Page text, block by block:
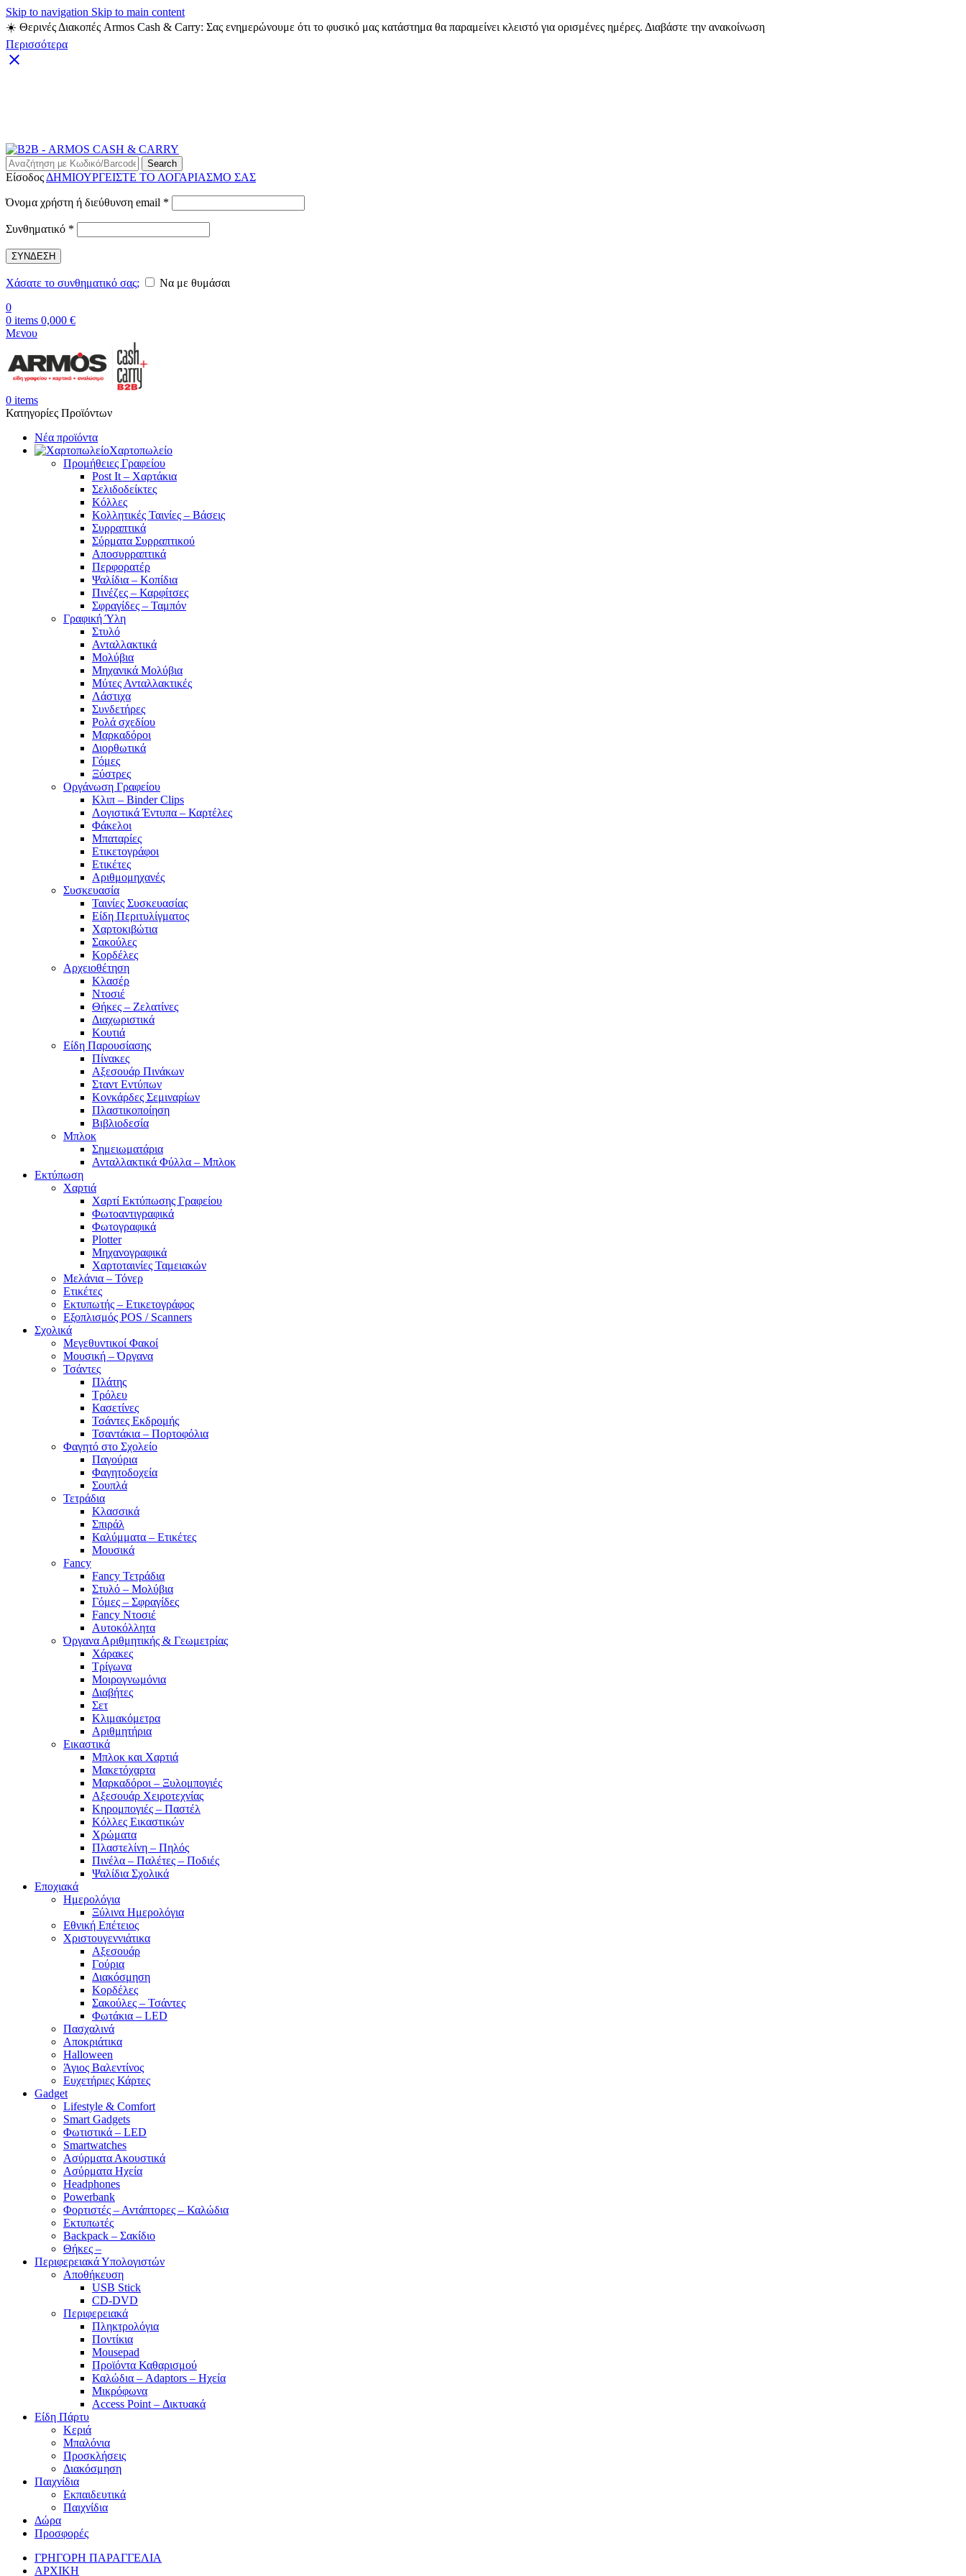
Skip to navigation Skip to main content
☀️ Θερινές Διακοπές Armos Cash & Carry: Σας ενημερώνουμε ότι το φυσικό μας κατάστημα θα παραμείνει κλειστό για ορισμένες ημέρες. Διαβάστε την ανακοίνωση
Περισσότερα
Search
Είσοδος ΔΗΜΙΟΥΡΓΕΙΣΤΕ ΤΟ ΛΟΓΑΡΙΑΣΜΟ ΣΑΣ
Όνομα χρήστη ή διεύθυνση email *
Συνθηματικό *
ΣΥΝΔΕΣΗ
Χάσατε το συνθηματικό σας;
Να με θυμάσαι
0
0 items 0,000 €
Μενου
0 items
Κατηγορίες Προϊόντων
Νέα προϊόντα
Χαρτοπωλείο
Προμήθειες Γραφείου
Post It – Χαρτάκια
Σελιδοδείκτες
Κόλλες
Κολλητικές Ταινίες – Βάσεις
Συρραπτικά
Σύρματα Συρραπτικού
Αποσυρραπτικά
Περφορατέρ
Ψαλίδια – Κοπίδια
Πινέζες – Καρφίτσες
Σφραγίδες – Ταμπόν
Γραφική Ύλη
Στυλό
Ανταλλακτικά
Μολύβια
Μηχανικά Μολύβια
Μύτες Ανταλλακτικές
Λάστιχα
Συνδετήρες
Ρολά σχεδίου
Μαρκαδόροι
Διορθωτικά
Γόμες
Ξύστρες
Οργάνωση Γραφείου
Κλιπ – Binder Clips
Λογιστικά Έντυπα – Καρτέλες
Φάκελοι
Μπαταρίες
Ετικετογράφοι
Ετικέτες
Αριθμομηχανές
Συσκευασία
Ταινίες Συσκευασίας
Είδη Περιτυλίγματος
Χαρτοκιβώτια
Σακούλες
Κορδέλες
Αρχειοθέτηση
Κλασέρ
Ντοσιέ
Θήκες – Ζελατίνες
Διαχωριστικά
Κουτιά
Είδη Παρουσίασης
Πίνακες
Αξεσουάρ Πινάκων
Σταντ Εντύπων
Κονκάρδες Σεμιναρίων
Πλαστικοποίηση
Βιβλιοδεσία
Μπλοκ
Σημειωματάρια
Ανταλλακτικά Φύλλα – Μπλοκ
Εκτύπωση
Χαρτιά
Χαρτί Εκτύπωσης Γραφείου
Φωτοαντιγραφικά
Φωτογραφικά
Plotter
Μηχανογραφικά
Χαρτοταινίες Ταμειακών
Μελάνια – Τόνερ
Ετικέτες
Εκτυπωτής – Ετικετογράφος
Εξοπλισμός POS / Scanners
Σχολικά
Μεγεθυντικοί Φακοί
Μουσική – Όργανα
Τσάντες
Πλάτης
Τρόλευ
Κασετίνες
Τσάντες Εκδρομής
Τσαντάκια – Πορτοφόλια
Φαγητό στο Σχολείο
Παγούρια
Φαγητοδοχεία
Σουπλά
Τετράδια
Κλασσικά
Σπιράλ
Καλύμματα – Ετικέτες
Μουσικά
Fancy
Fancy Τετράδια
Στυλό – Μολύβια
Γόμες – Σφραγίδες
Fancy Ντοσιέ
Αυτοκόλλητα
Όργανα Αριθμητικής & Γεωμετρίας
Χάρακες
Τρίγωνα
Mοιρογνωμόνια
Διαβήτες
Σετ
Κλιμακόμετρα
Αριθμητήρια
Εικαστικά
Μπλοκ και Χαρτιά
Μακετόχαρτα
Μαρκαδόροι – Ξυλομπογιές
Αξεσουάρ Χειροτεχνίας
Κηρομπογιές – Παστέλ
Κόλλες Εικαστικών
Χρώματα
Πλαστελίνη – Πηλός
Πινέλα – Παλέτες – Ποδιές
Ψαλίδια Σχολικά
Εποχιακά
Ημερολόγια
Ξύλινα Ημερολόγια
Εθνική Επέτειος
Χριστουγεννιάτικα
Αξεσουάρ
Γούρια
Διακόσμηση
Κορδέλες
Σακούλες – Τσάντες
Φωτάκια – LED
Πασχαλινά
Αποκριάτικα
Halloween
Άγιος Βαλεντίνος
Ευχετήριες Κάρτες
Gadget
Lifestyle & Comfort
Smart Gadgets
Φωτιστικά – LED
Smartwatches
Ασύρματα Ακουστικά
Ασύρματα Ηχεία
Headphones
Powerbank
Φορτιστές – Αντάπτορες – Καλώδια
Εκτυπωτές
Backpack – Σακίδιο
Θήκες –
Περιφερειακά Υπολογιστών
Αποθήκευση
USB Stick
CD-DVD
Περιφερειακά
Πληκτρολόγια
Ποντίκια
Mousepad
Προϊόντα Καθαρισμού
Καλώδια – Adaptors – Ηχεία
Μικρόφωνα
Access Point – Δικτυακά
Είδη Πάρτυ
Κεριά
Μπαλόνια
Προσκλήσεις
Διακόσμηση
Παιχνίδια
Εκπαιδευτικά
Παιχνίδια
Δώρα
Προσφορές
ΓΡΗΓΟΡΗ ΠΑΡΑΓΓΕΛΙΑ
ΑΡΧΙΚΗ